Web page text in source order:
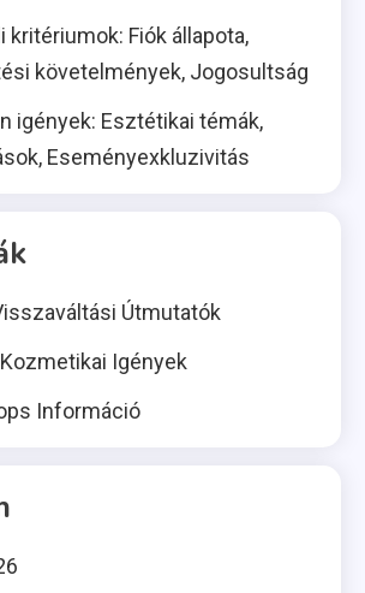
kritériumok: Fiók állapota,
követelmények, Jogosultság
igények: Esztétikai témák,
Eseményexkluzivitás
Útmutatók
Igények
Információ